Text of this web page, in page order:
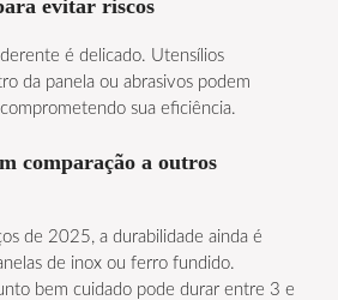
evitar riscos
é delicado. Utensílios
da panela ou abrasivos podem
sua eficiência.
comparação a outros
de 2025, a durabilidade ainda é
de inox ou ferro fundido.
bem cuidado pode durar entre 3 e